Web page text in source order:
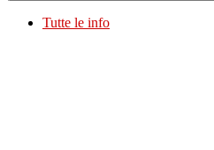
Tutte le info